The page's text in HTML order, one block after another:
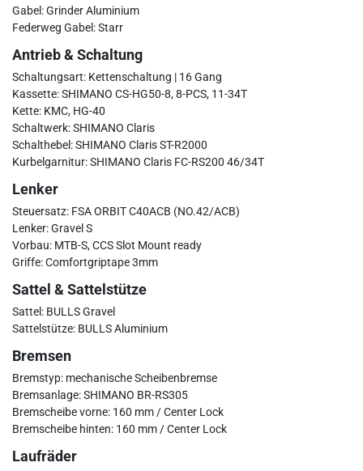
Gabel: Grinder Aluminium
Federweg Gabel: Starr
Antrieb & Schaltung
Schaltungsart: Kettenschaltung | 16 Gang
Kassette: SHIMANO CS-HG50-8, 8-PCS, 11-34T
Kette: KMC, HG-40
Schaltwerk: SHIMANO Claris
Schalthebel: SHIMANO Claris ST-R2000
Kurbelgarnitur: SHIMANO Claris FC-RS200 46/34T
Lenker
Steuersatz: FSA ORBIT C40ACB (NO.42/ACB)
Lenker: Gravel S
Vorbau: MTB-S, CCS Slot Mount ready
Griffe: Comfortgriptape 3mm
Sattel & Sattelstütze
Sattel: BULLS Gravel
Sattelstütze: BULLS Aluminium
Bremsen
Bremstyp: mechanische Scheibenbremse
Bremsanlage: SHIMANO BR-RS305
Bremscheibe vorne: 160 mm / Center Lock
Bremscheibe hinten: 160 mm / Center Lock
Laufräder